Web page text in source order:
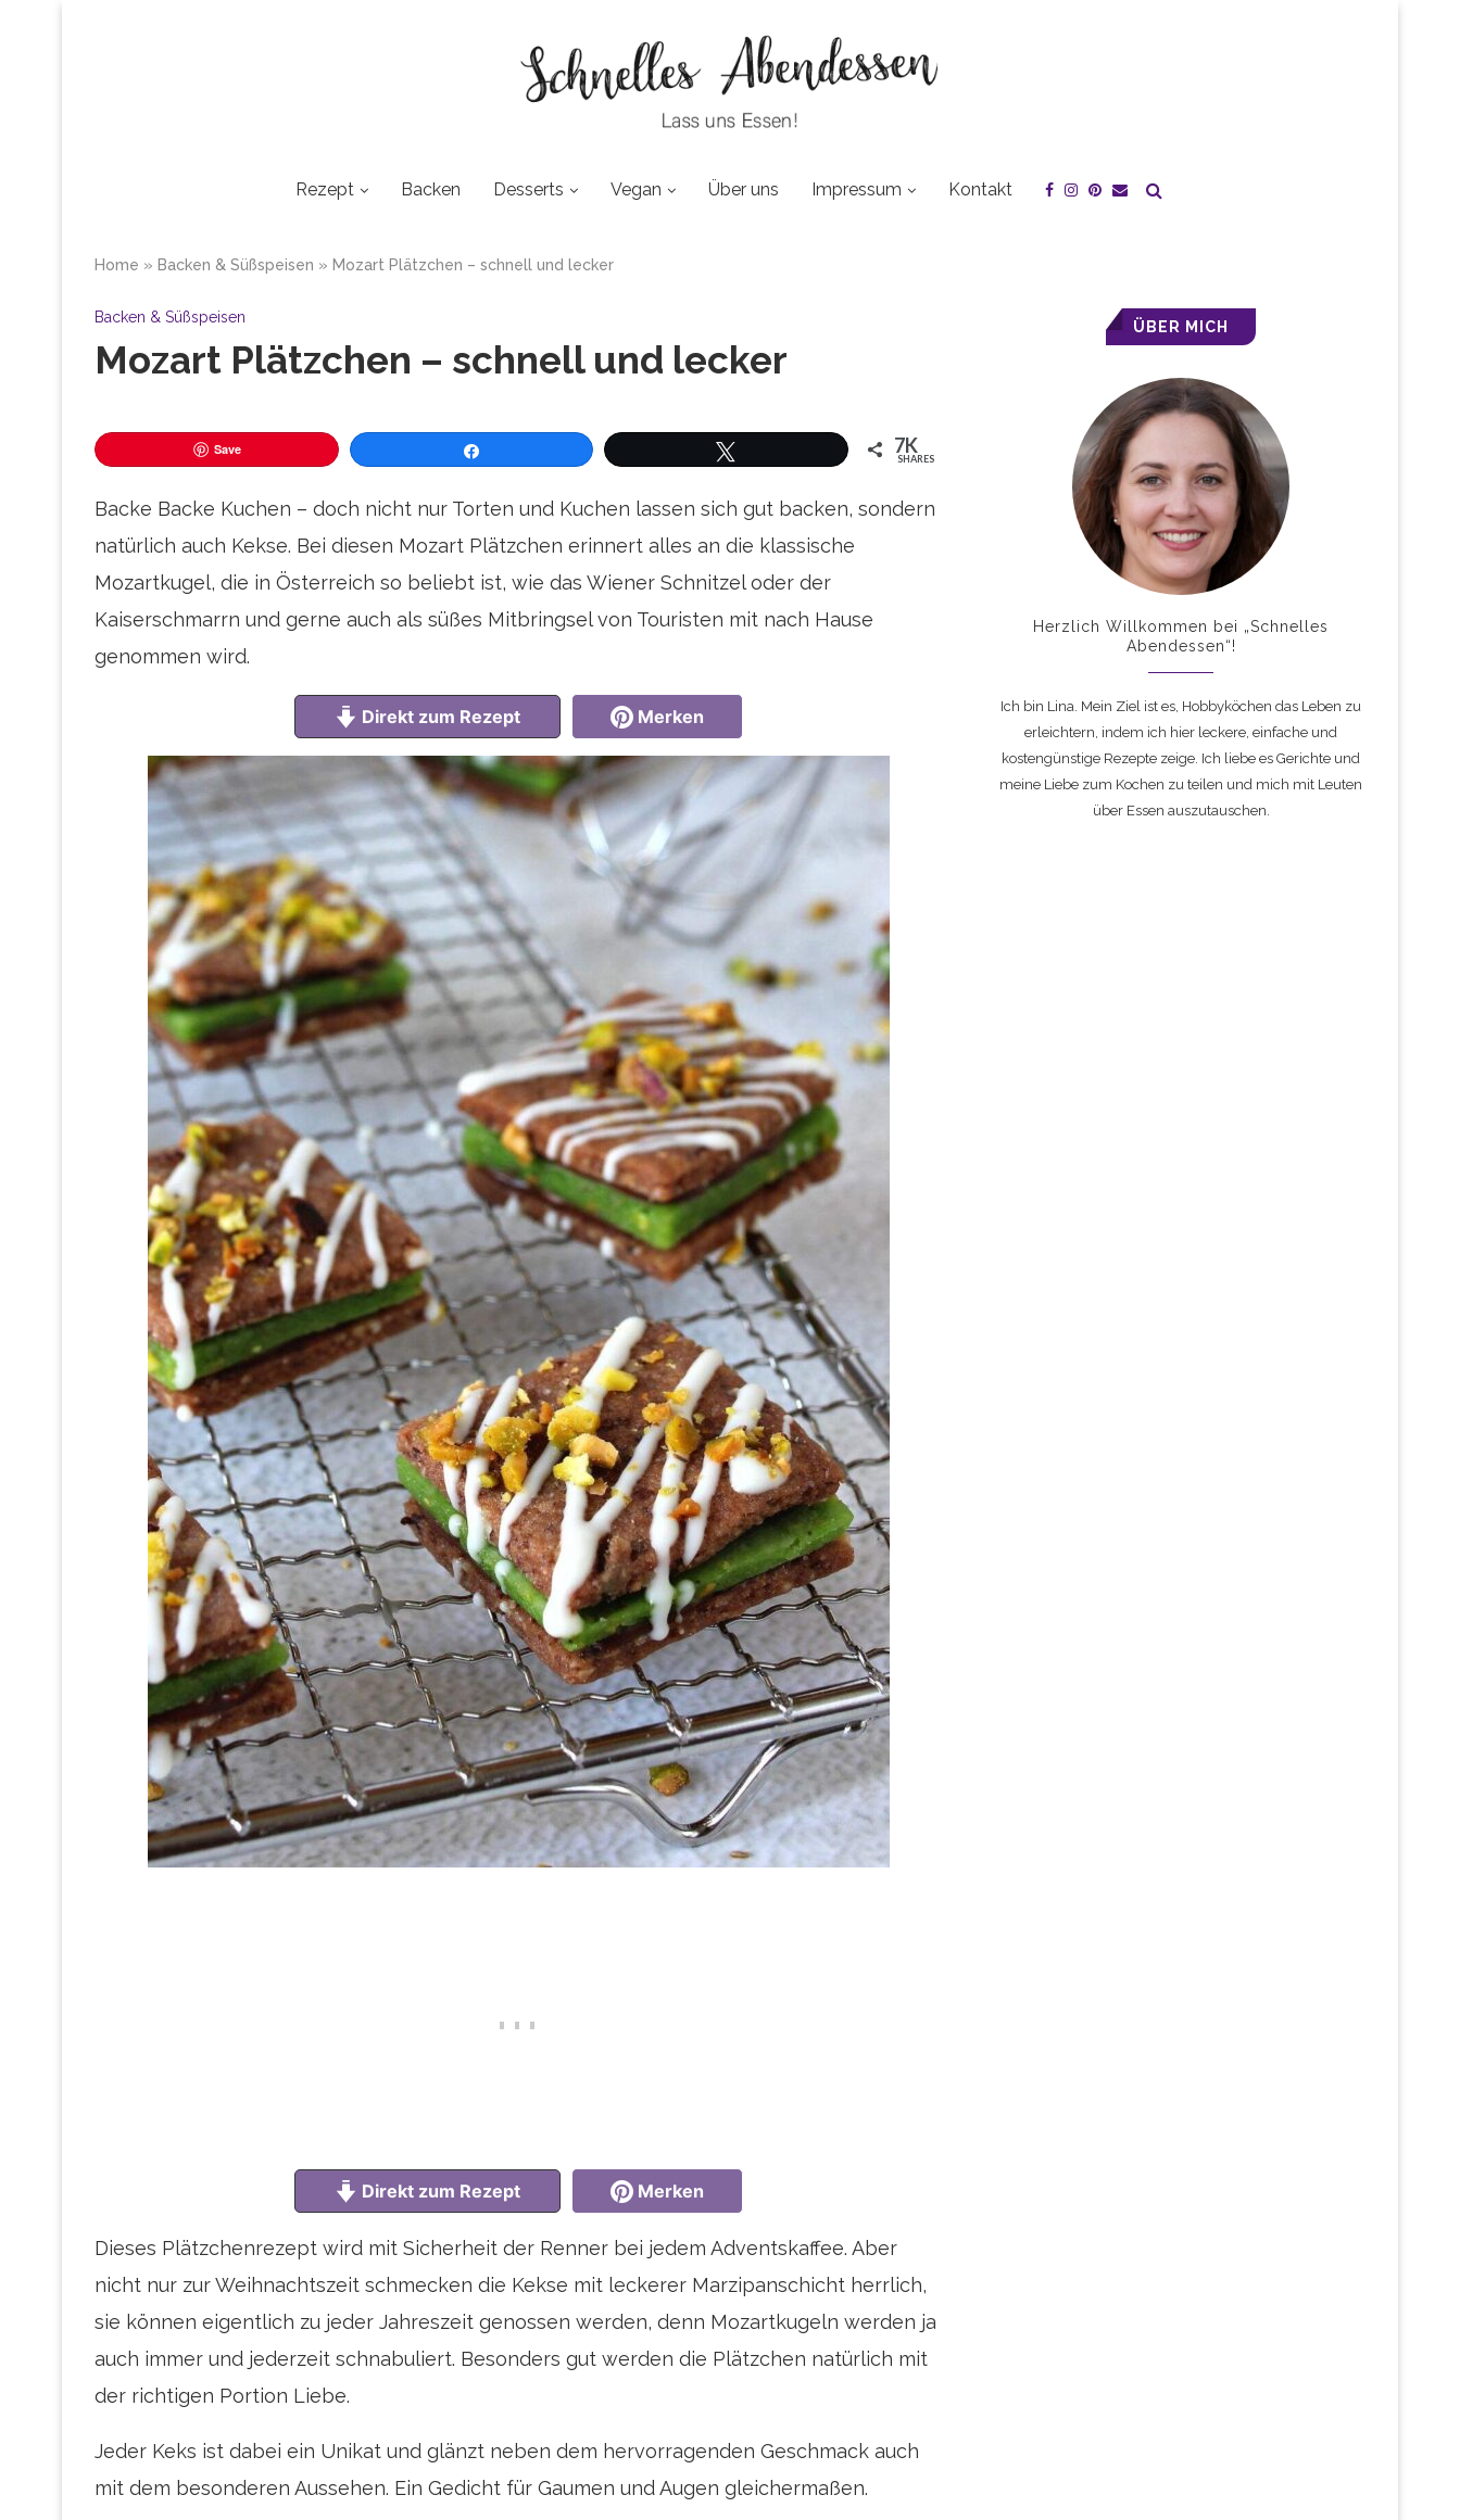
Rezept Backen Desserts Vegan Über uns Impressum Kontakt
Home » Backen & Süßspeisen » Mozart Plätzchen – schnell und lecker
Backen & Süßspeisen
Mozart Plätzchen – schnell und lecker
Save 7K
SHARES
Backe Backe Kuchen – doch nicht nur Torten und Kuchen lassen sich gut backen, sondern
natürlich auch Kekse. Bei diesen Mozart Plätzchen erinnert alles an die klassische
Mozartkugel, die in Österreich so beliebt ist, wie das Wiener Schnitzel oder der
Kaiserschmarrn und gerne auch als süßes Mitbringsel von Touristen mit nach Hause
genommen wird.
Direkt zum Rezept Merken
Direkt zum Rezept Merken
Dieses Plätzchenrezept wird mit Sicherheit der Renner bei jedem Adventskaffee. Aber
nicht nur zur Weihnachtszeit schmecken die Kekse mit leckerer Marzipanschicht herrlich,
sie können eigentlich zu jeder Jahreszeit genossen werden, denn Mozartkugeln werden ja
auch immer und jederzeit schnabuliert. Besonders gut werden die Plätzchen natürlich mit
der richtigen Portion Liebe.
Jeder Keks ist dabei ein Unikat und glänzt neben dem hervorragenden Geschmack auch
mit dem besonderen Aussehen. Ein Gedicht für Gaumen und Augen gleichermaßen.
ÜBER MICH
Herzlich Willkommen bei „Schnelles
Abendessen“!
Ich bin Lina. Mein Ziel ist es, Hobbyköchen das Leben zu
erleichtern, indem ich hier leckere, einfache und
kostengünstige Rezepte zeige. Ich liebe es Gerichte und
meine Liebe zum Kochen zu teilen und mich mit Leuten
über Essen auszutauschen.